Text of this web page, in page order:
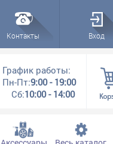
Контакты Вход
График работы:
Пн-Пт:9:00 - 19:00
Сб:10:00 - 14:00